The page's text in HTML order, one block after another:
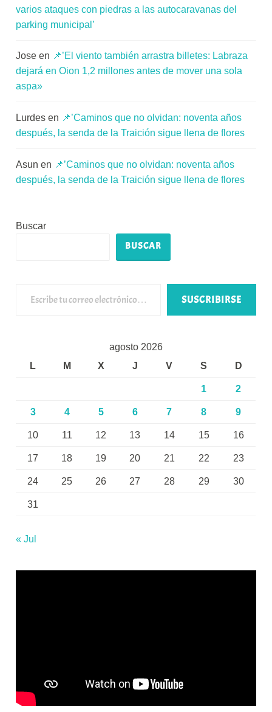
varios ataques con piedras a las autocaravanas del
parking municipal’
Jose en 📌’El viento también arrastra billetes: Labraza
dejará en Oion 1,2 millones antes de mover una sola
aspa»
Lurdes en 📌’Caminos que no olvidan: noventa años
después, la senda de la Traición sigue llena de flores
Asun en 📌’Caminos que no olvidan: noventa años
después, la senda de la Traición sigue llena de flores
Buscar
BUSCAR
SUSCRIBIRSE
agosto 2026
L
M X J V S D
1 2
3 4 5 6 7 8 9
10 11 12 13 14 15 16
17 18 19 20 21 22 23
24 25 26 27 28 29 30
31
« Jul